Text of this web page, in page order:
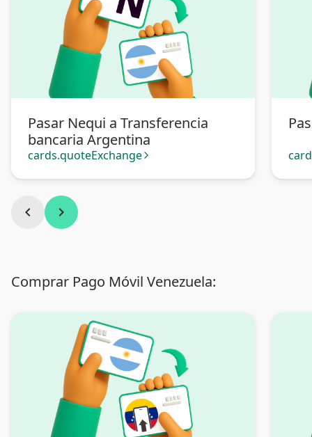
Pasar Nequi a Transferencia
bancaria Argentina
cards.quoteExchange arrow_forward_ios
chevron_left chevron_right
Comprar Pago Móvil Venezuela: